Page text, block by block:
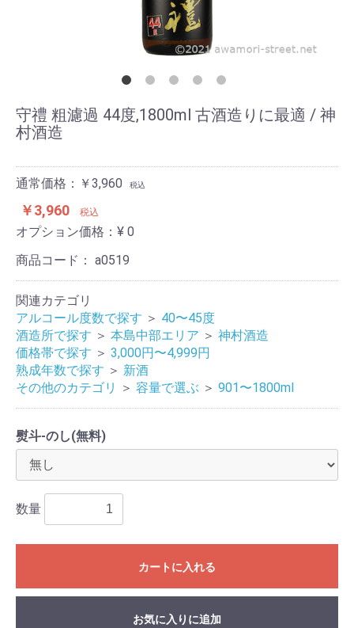
守禮 粗濾過 44度,1800ml 古酒造りに最適 / 神
村酒造
通常価格：￥3,960 税込
￥3,960 税込
オプション価格：¥ 0
商品コード： a0519
関連カテゴリ
アルコール度数で探す ＞ 40〜45度
酒造所で探す ＞ 本島中部エリア ＞ 神村酒造
価格帯で探す ＞ 3,000円〜4,999円
熟成年数で探す ＞ 新酒
その他のカテゴリ
＞ 容量で選ぶ ＞ 901〜1800ml
熨斗-のし(無料)
数量
カートに入れる
お気に入りに追加